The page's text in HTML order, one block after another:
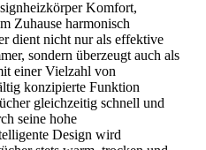
Komfort,
Zuhause harmonisch
dient nicht nur als effektive
sondern überzeugt auch als
einer Vielzahl von
konzipierte Funktion
gleichzeitig schnell und
seine hohe
Design wird